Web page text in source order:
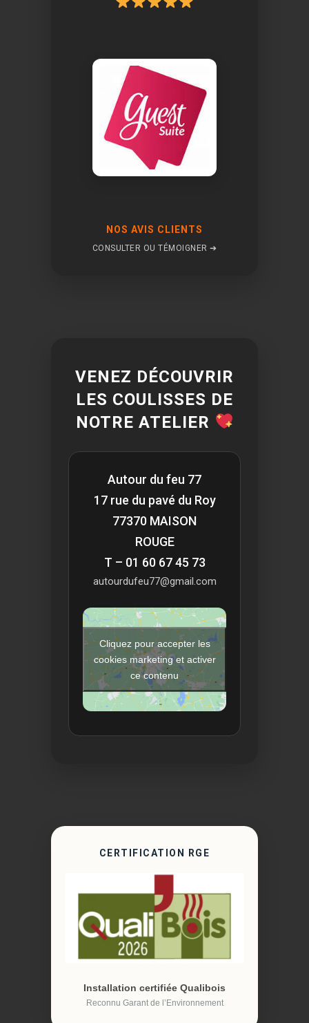
NOS AVIS CLIENTS
CONSULTER OU TÉMOIGNER ➔
VENEZ DÉCOUVRIR
LES COULISSES DE
NOTRE ATELIER
Autour du feu 77
17 rue du pavé du Roy
77370 MAISON
ROUGE
T – 01 60 67 45 73
autourdufeu77@gmail.com
Cliquez pour accepter les
cookies marketing et activer
ce contenu
CERTIFICATION RGE
Installation certifiée Qualibois
Reconnu Garant de l’Environnement